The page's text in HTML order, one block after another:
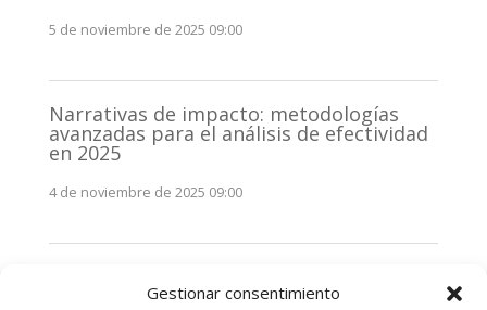
Gestionar consentimiento
5 de noviembre de 2025 09:00
Narrativas de impacto: metodologías
avanzadas para el análisis de efectividad
en 2025
4 de noviembre de 2025 09:00
stakeholders en 2025: La clave de la